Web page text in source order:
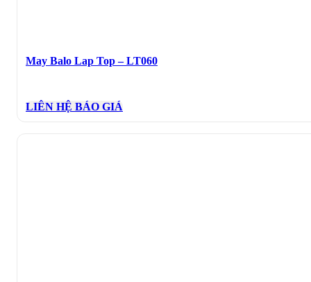
May Balo Lap Top – LT060
LIÊN HỆ BÁO GIÁ